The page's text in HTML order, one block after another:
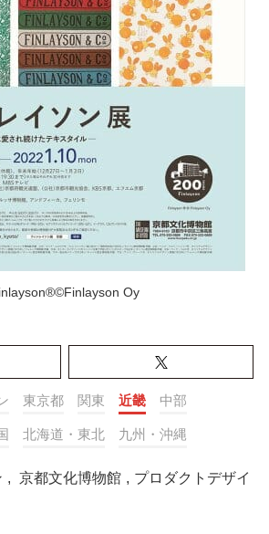
Oy
東京都 関東 近畿 中部
北海道・東北 九州・沖縄
, 京都文化博物館 , プロダクトデザイ